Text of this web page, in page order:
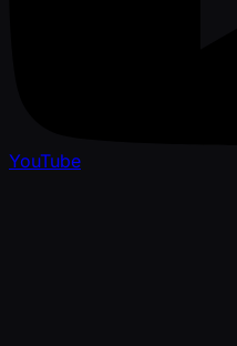
YouTube